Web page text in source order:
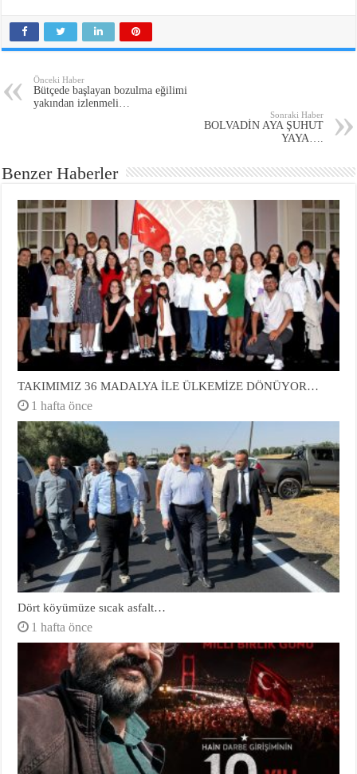
Önceki Haber
Bütçede başlayan bozulma eğilimi
yakından izlenmeli…
Sonraki Haber
BOLVADİN AYA ŞUHUT
YAYA….
Benzer Haberler
TAKIMIMIZ 36 MADALYA İLE ÜLKEMİZE DÖNÜYOR…
1 hafta önce
Dört köyümüze sıcak asfalt…
1 hafta önce